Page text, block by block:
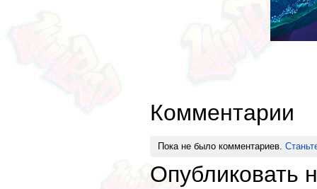
Комментарии
Пока не было комментариев.
Опубликовать